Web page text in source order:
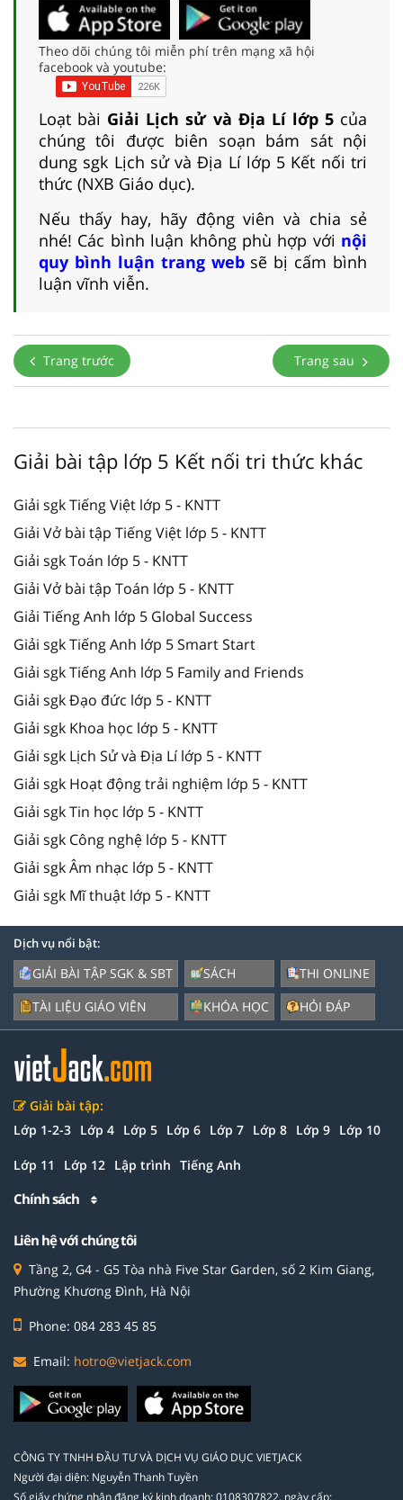
Theo dõi chúng tôi miễn phí trên mạng xã hội
facebook và youtube:
Loạt bài Giải Lịch sử và Địa Lí lớp 5của
chúng tôi được biên soạn bám sát nội
dung sgk Lịch sử và Địa Lí lớp 5 Kết nối tri
thức (NXB Giáo dục).
Nếu thấy hay, hãy động viên và chia sẻ
nhé! Các bình luận không phù hợp với nội
quy bình luận trang websẽ bị cấm bình
luận vĩnh viễn.
Trang trước Trang sau
Giải bài tập lớp 5 Kết nối tri thức khác
Giải sgk Tiếng Việt lớp 5 - KNTT
Giải Vở bài tập Tiếng Việt lớp 5 - KNTT
Giải sgk Toán lớp 5 - KNTT
Giải Vở bài tập Toán lớp 5 - KNTT
Giải Tiếng Anh lớp 5 Global Success
Giải sgk Tiếng Anh lớp 5 Smart Start
Giải sgk Tiếng Anh lớp 5 Family and Friends
Giải sgk Đạo đức lớp 5 - KNTT
Giải sgk Khoa học lớp 5 - KNTT
Giải sgk Lịch Sử và Địa Lí lớp 5 - KNTT
Giải sgk Hoạt động trải nghiệm lớp 5 - KNTT
Giải sgk Tin học lớp 5 - KNTT
Giải sgk Công nghệ lớp 5 - KNTT
Giải sgk Âm nhạc lớp 5 - KNTT
Giải sgk Mĩ thuật lớp 5 - KNTT
Dịch vụ nổi bật:
GIẢI BÀI TẬP SGK & SBT
TÀI LIỆU GIÁO VIÊN
SÁCH
KHÓA HỌC
THI ONLINE
HỎI ĐÁP
Giải bài tập:
Lớp 1-2-3 Lớp 4 Lớp 5 Lớp 6 Lớp 7 Lớp 8 Lớp 9 Lớp 10
Lớp 11 Lớp 12 Lập trình Tiếng Anh
Chính sách
Liên hệ với chúng tôi
Tầng 2, G4 - G5 Tòa nhà Five Star Garden, số 2 Kim Giang,
Phường Khương Đình, Hà Nội
Phone: 084 283 45 85
Email: hotro@vietjack.com
CÔNG TY TNHH ĐẦU TƯ VÀ DỊCH VỤ GIÁO DỤC VIETJACK
Người đại diện: Nguyễn Thanh Tuyền
Số giấy chứng nhận đăng ký kinh doanh: 0108307822, ngày cấp: